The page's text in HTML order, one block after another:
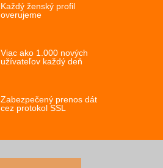
Každý ženský profil
overujeme
Viac ako 1.000 nových
užívateľov každý deň
Zabezpečený prenos dát
cez protokol SSL